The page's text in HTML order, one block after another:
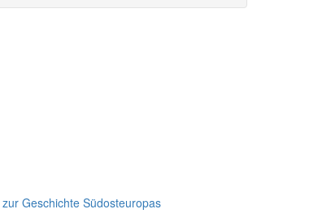
Geschichte Südosteuropas